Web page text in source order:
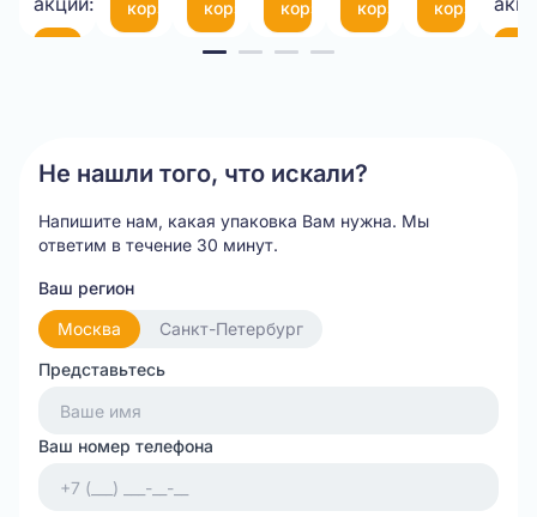
корзину
корзину
корзину
корзину
см
корзину
Не нашли того, что искали?
Напишите нам, какая упаковка Вам нужна. Мы
ответим в течение 30 минут.
Ваш регион
Москва
Санкт-Петербург
Представьтесь
Ваш номер телефона